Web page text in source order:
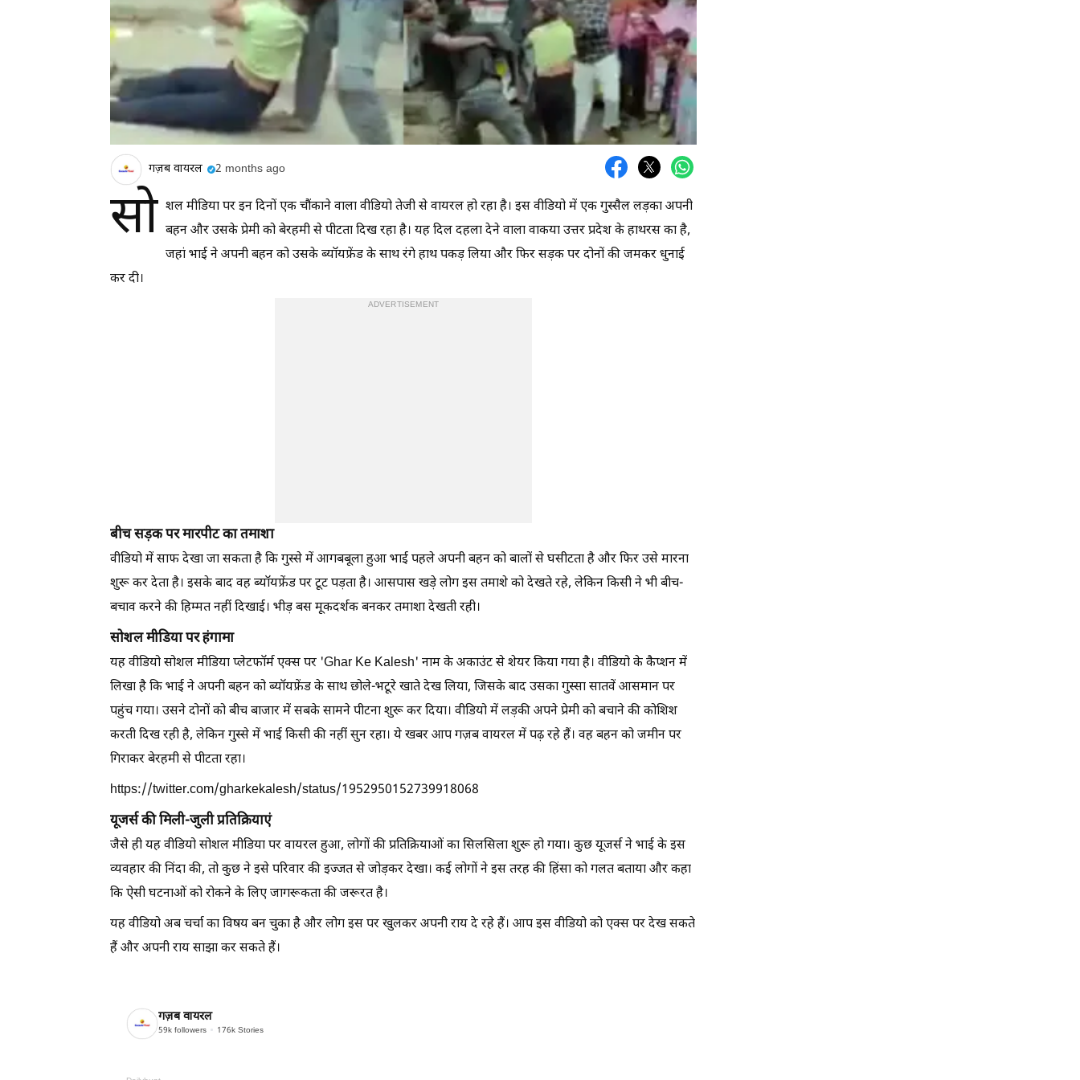
गज़ब वायरल 2 months ago
सो शल मीडिया पर इन दिनों एक चौंकाने वाला वीडियो तेजी से वायरल हो रहा है। इस वीडियो में एक गुस्सैल लड़का अपनी
बहन और उसके प्रेमी को बेरहमी से पीटता दिख रहा है। यह दिल दहला देने वाला वाकया उत्तर प्रदेश के हाथरस का है,
जहां भाई ने अपनी बहन को उसके ब्यॉयफ्रेंड के साथ रंगे हाथ पकड़ लिया और फिर सड़क पर दोनों की जमकर धुनाई
कर दी।
ADVERTISEMENT
बीच सड़क पर मारपीट का तमाशा
वीडियो में साफ देखा जा सकता है कि गुस्से में आगबबूला हुआ भाई पहले अपनी बहन को बालों से घसीटता है और फिर उसे मारना
शुरू कर देता है। इसके बाद वह ब्यॉयफ्रेंड पर टूट पड़ता है। आसपास खड़े लोग इस तमाशे को देखते रहे, लेकिन किसी ने भी बीच-
बचाव करने की हिम्मत नहीं दिखाई। भीड़ बस मूकदर्शक बनकर तमाशा देखती रही।
सोशल मीडिया पर हंगामा
यह वीडियो सोशल मीडिया प्लेटफॉर्म एक्स पर 'Ghar Ke Kalesh' नाम के अकाउंट से शेयर किया गया है। वीडियो के कैप्शन में
लिखा है कि भाई ने अपनी बहन को ब्यॉयफ्रेंड के साथ छोले-भटूरे खाते देख लिया, जिसके बाद उसका गुस्सा सातवें आसमान पर
पहुंच गया। उसने दोनों को बीच बाजार में सबके सामने पीटना शुरू कर दिया। वीडियो में लड़की अपने प्रेमी को बचाने की कोशिश
करती दिख रही है, लेकिन गुस्से में भाई किसी की नहीं सुन रहा। ये खबर आप गज़ब वायरल में पढ़ रहे हैं। वह बहन को जमीन पर
गिराकर बेरहमी से पीटता रहा।
https://twitter.com/gharkekalesh/status/1952950152739918068
यूजर्स की मिली-जुली प्रतिक्रियाएं
जैसे ही यह वीडियो सोशल मीडिया पर वायरल हुआ, लोगों की प्रतिक्रियाओं का सिलसिला शुरू हो गया। कुछ यूजर्स ने भाई के इस
व्यवहार की निंदा की, तो कुछ ने इसे परिवार की इज्जत से जोड़कर देखा। कई लोगों ने इस तरह की हिंसा को गलत बताया और कहा
कि ऐसी घटनाओं को रोकने के लिए जागरूकता की जरूरत है।
यह वीडियो अब चर्चा का विषय बन चुका है और लोग इस पर खुलकर अपनी राय दे रहे हैं। आप इस वीडियो को एक्स पर देख सकते
हैं और अपनी राय साझा कर सकते हैं।
गज़ब वायरल
59k followers 176k Stories